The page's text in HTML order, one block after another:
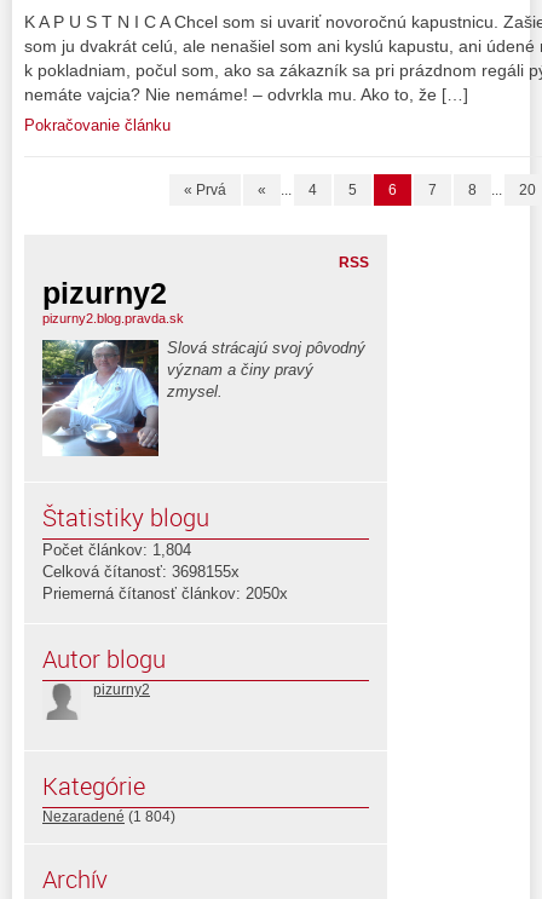
K A P U S T N I C A Chcel som si uvariť novoročnú kapustnicu.
som ju dvakrát celú, ale nenašiel som ani kyslú kapustu, ani
k pokladniam, počul som, ako sa zákazník sa pri prázdnom regáli
nemáte vajcia? Nie nemáme! – odvrkla mu. Ako to, že […]
Pokračovanie článku
« Prvá « 4 5 6 7 8 20
RSS
pizurny2
pizurny2.blog.pravda.sk
Slová strácajú svoj pôvodný
význam a činy pravý
zmysel.
Štatistiky blogu
Počet článkov: 1,804
Celková čítanosť: 3698155x
Priemerná čítanosť článkov: 2050x
Autor blogu
pizurny2
Kategórie
Nezaradené (1 804)
Archív